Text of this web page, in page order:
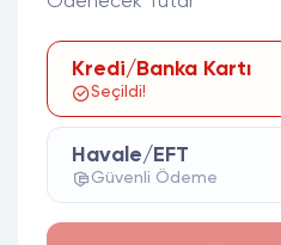
Kredi/Banka Kartı
Seçildi!
Havale/EFT
Güvenli Ödeme